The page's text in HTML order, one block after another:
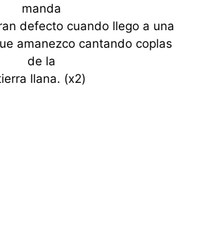
manda
defecto cuando llego a una
amanezco cantando coplas
de la
llana. (x2)